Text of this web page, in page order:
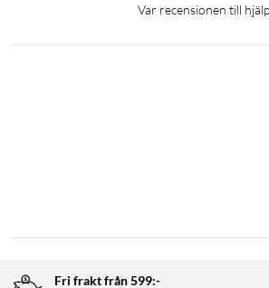
Var recensionen till
Fri frakt från 599:-